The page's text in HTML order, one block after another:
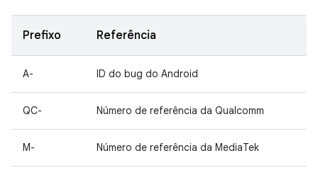
Prefixo Referência
A- ID do bug do Android
QC- Número de referência da Qualcomm
M- Número de referência da MediaTek